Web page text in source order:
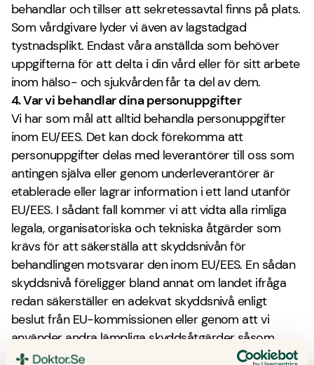
behandlar och tillser att sekretessavtal finns på plats.
Som vårdgivare lyder vi även av lagstadgad
tystnadsplikt. Endast våra anställda som behöver
uppgifterna för att delta i din vård eller för sitt arbete
inom hälso- och sjukvården får ta del av dem.
4. Var vi behandlar dina personuppgifter
Vi har som mål att alltid behandla personuppgifter
inom EU/EES. Det kan dock förekomma att
personuppgifter delas med leverantörer till oss som
antingen själva eller genom underleverantörer är
etablerade eller lagrar information i ett land utanför
EU/EES. I sådant fall kommer vi att vidta alla rimliga
legala, organisatoriska och tekniska åtgärder som
krävs för att säkerställa att skyddsnivån för
behandlingen motsvarar den inom EU/EES. En sådan
skyddsnivå föreligger bland annat om landet ifråga
redan säkerställer en adekvat skyddsnivå enligt
beslut från EU-kommissionen eller genom att vi
använder andra lämpliga skyddsåtgärder såsom
standardavtalsklausuler eller godkända